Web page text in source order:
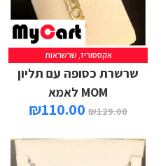
הוספה לסל
אקססוריז, שרשראות
שרשרת כסופה עם תליון
MOM לאמא
₪129.00
₪110.00